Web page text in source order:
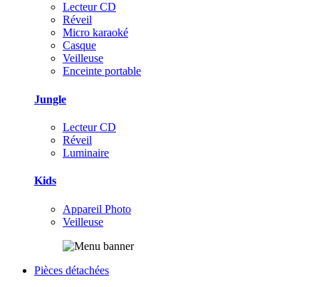
Lecteur CD
Réveil
Micro karaoké
Casque
Veilleuse
Enceinte portable
Jungle
Lecteur CD
Réveil
Luminaire
Kids
Appareil Photo
Veilleuse
Pièces détachées